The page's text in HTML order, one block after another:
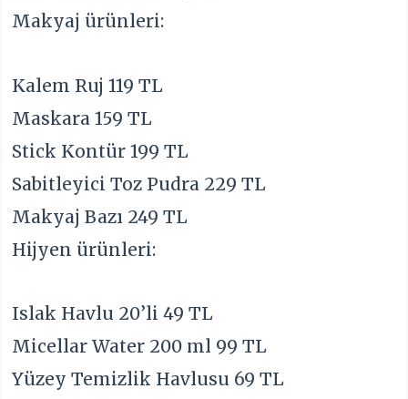
Makyaj ürünleri:
Kalem Ruj 119 TL
Maskara 159 TL
Stick Kontür 199 TL
Sabitleyici Toz Pudra 229 TL
Makyaj Bazı 249 TL
Hijyen ürünleri:
Islak Havlu 20’li 49 TL
Micellar Water 200 ml 99 TL
Yüzey Temizlik Havlusu 69 TL